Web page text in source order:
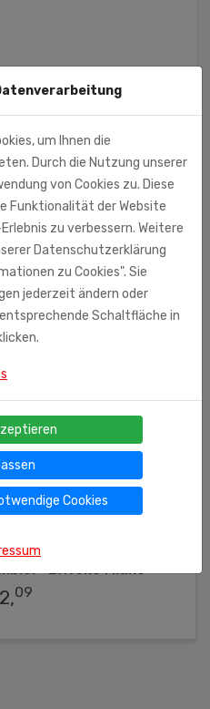
Jahren gemäß JuSchG
Produkte
09
um Ihnen die
Durch die Nutzung unserer
von Cookies zu. Diese
Funktionalität der Website
zu verbessern. Weitere
Datenschutzerklärung
zu Cookies". Sie
jederzeit ändern oder
Schaltfläche in
Cookies